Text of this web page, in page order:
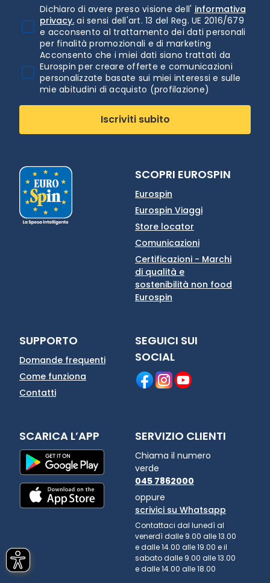
Dichiaro di avere preso visione dell' informativa
privacy. ai sensi dell'art. 13 del Reg. UE 2016/679
e acconsento al trattamento dei dati personali
per finalità promozionali e di marketing
Acconsento che i miei dati siano trattati da
Eurospin per creare offerte e comunicazioni
personalizzate basate sui miei interessi e sulle
mie abitudini di acquisto (profilazione)
Iscriviti subito
SCOPRI EUROSPIN
Eurospin
Eurospin Viaggi
Store locator
Comunicazioni
Certificazioni - Marchi
di qualità e
sostenibilità non food
Eurospin
SUPPORTO
Domande frequenti
Come funziona
Contatti
SEGUICI SUI
SOCIAL
SCARICA L’APP SERVIZIO CLIENTI
Chiama il numero
verde
045 7862000
oppure
scrivici su Whatsapp
Contattaci dal lunedì al
venerdì dalle 9.00 alle 13.00
e dalle 14.00 alle 19.00 e il
sabato dalle 9.00 alle 13.00
e dalle 14.00 alle 18.00